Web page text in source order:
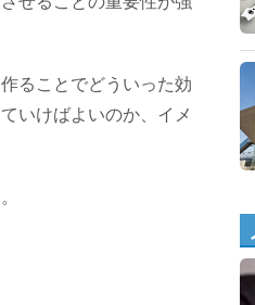
ることでどういった効
いけばよいのか、イメ